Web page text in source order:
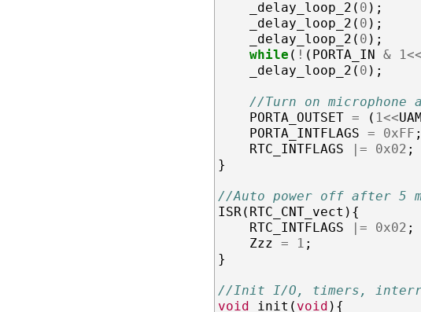
_delay_loop_2 ( 0 );
_delay_loop_2 ( 0 );
_delay_loop_2 ( 0 );
while ( ! ( PORTA_IN & 1<<
_delay_loop_2 ( 0 );
//Turn on
PORTA_OUTSET = ( 1<<
PORTA_INTFLAGS = 0xFF ;
RTC_INTFLAGS
|= 0x02 ;
}
//Auto power off after 5
ISR( RTC_CNT_vect ){
RTC_INTFLAGS
|= 0x02 ;
Zzz = 1 ;
}
//Init I/O, timers,
void
init ( void ){